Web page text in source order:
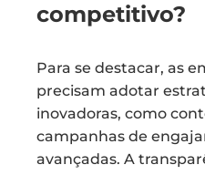
competitivo?
Para se destacar, as
precisam adotar
inovadoras, como
campanhas de
avançadas. A